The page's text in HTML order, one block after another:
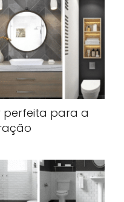
perfeita para a